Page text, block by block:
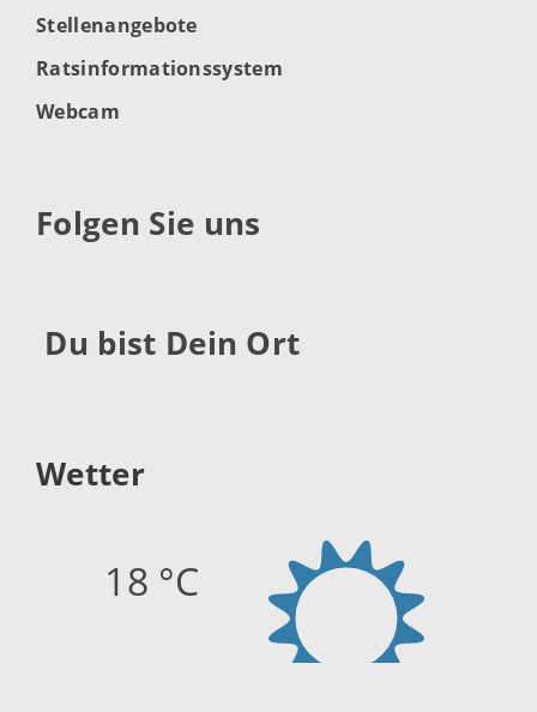
Stellenangebote
Ratsinformationssystem
Webcam
Folgen Sie uns
Du bist Dein Ort
Wetter
18 °C